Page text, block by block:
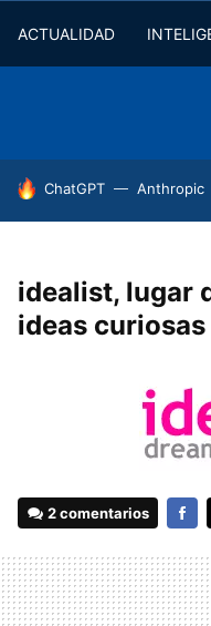
ACTUALIDAD
HOY SE HABLA DE
ChatGPT Anthropic
idealist, lugar
ideas curiosas
2 comentarios